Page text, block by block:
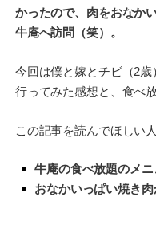
かったので、肉をおなか
牛庵へ訪問（笑）。
今回は僕と嫁とチビ（2
行ってみた感想と、食べ
この記事を読んでほしい人
牛庵の食べ放題のメ
おなかいっぱい焼き